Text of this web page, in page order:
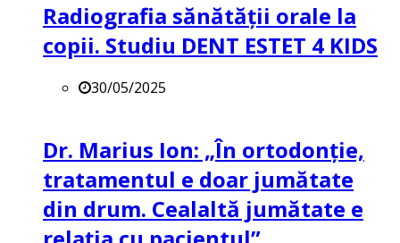
Radiografia sănătății orale la
copii. Studiu DENT ESTET 4 KIDS
30/05/2025
Dr. Marius Ion: „În ortodonție,
tratamentul e doar jumătate
din drum. Cealaltă jumătate e